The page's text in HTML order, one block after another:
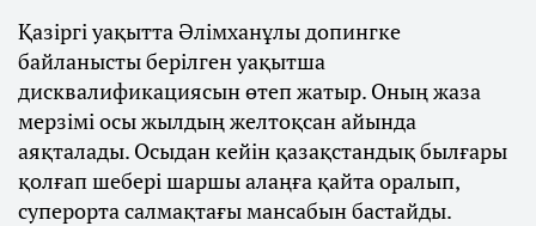
Қазіргі уақытта Әлімханұлы допингке
байланысты берілген уақытша
дисквалификациясын өтеп жатыр. Оның жаза
мерзімі осы жылдың желтоқсан айында
аяқталады. Осыдан кейін қазақстандық былғары
қолғап шебері шаршы алаңға қайта оралып,
суперорта салмақтағы мансабын бастайды.